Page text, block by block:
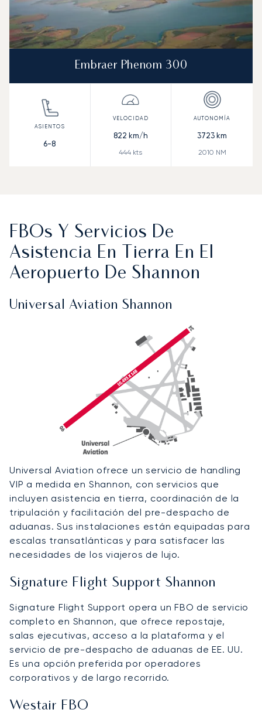
Embraer Phenom 300
6-8
822 km/h
444 kts
3723 km
2010 NM
FBOs Y Servicios De
Asistencia En Tierra En El
Aeropuerto De Shannon
Universal Aviation Shannon
Universal Aviation ofrece un servicio de handling
VIP a medida en Shannon, con servicios que
incluyen asistencia en tierra, coordinación de la
tripulación y facilitación del pre-despacho de
aduanas. Sus instalaciones están equipadas para
escalas transatlánticas y para satisfacer las
necesidades de los viajeros de lujo.
Signature Flight Support Shannon
Signature Flight Support opera un FBO de servicio
completo en Shannon, que ofrece repostaje,
salas ejecutivas, acceso a la plataforma y el
servicio de pre-despacho de aduanas de EE. UU.
Es una opción preferida por operadores
corporativos y de largo recorrido.
Westair FBO